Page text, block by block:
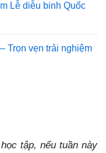
Lễ diễu binh Quốc
Trọn vẹn trải nghiệm
tập, nếu tuần này